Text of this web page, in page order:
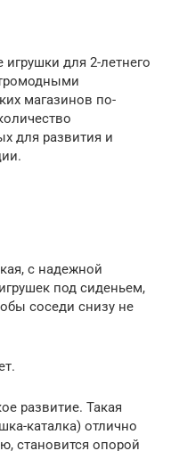
для 2-летнего
магазинов по-
для развития и
с надежной
под сиденьем,
соседи снизу не
развитие. Такая
каталка) отлично
становится опорой